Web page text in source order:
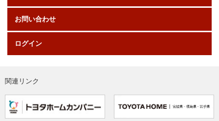
お問い合わせ
ログイン
関連リンク